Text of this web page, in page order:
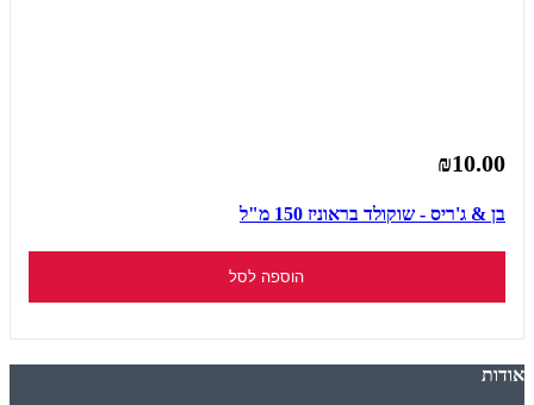
₪10.00
בן & ג'ריס - שוקולד בראוניז 150 מ"ל
הוספה לסל
אודות